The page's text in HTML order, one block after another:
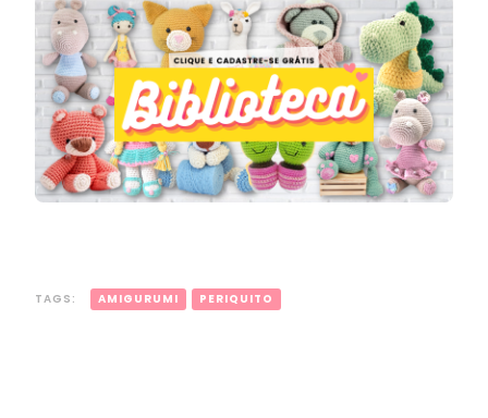
TAGS: AMIGURUMI PERIQUITO